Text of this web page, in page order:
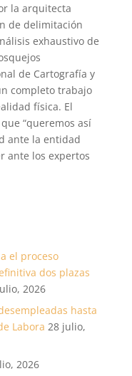
la arquitecta
de delimitación
exhaustivo de
de Cartografía y
completo trabajo
física. El
“queremos así
ante la entidad
ante los expertos
el proceso
dos plazas
2026
hasta
Labora 28 julio,
2026